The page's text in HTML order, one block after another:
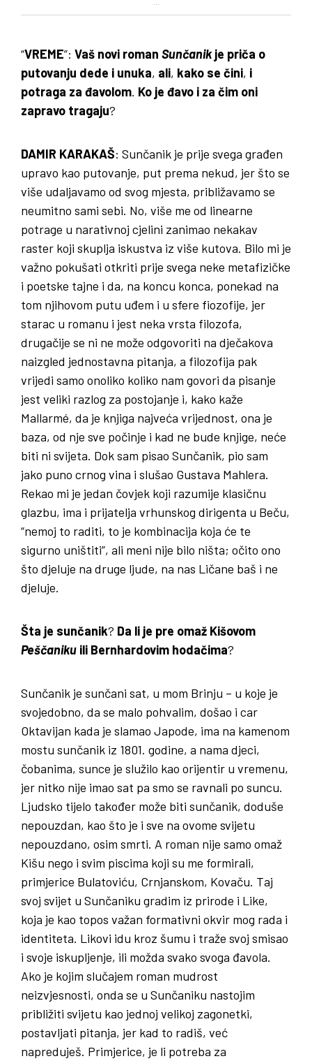
“VREME”: Vaš novi roman Sunčanik je priča o
putovanju dede i unuka, ali, kako se čini, i
potraga za đavolom. Ko je đavo i za čim oni
zapravo tragaju?
DAMIR KARAKAŠ: Sunčanik je prije svega građen
upravo kao putovanje, put prema nekud, jer što se
više udaljavamo od svog mjesta, približavamo se
neumitno sami sebi. No, više me od linearne
potrage u narativnoj cjelini zanimao nekakav
raster koji skuplja iskustva iz više kutova. Bilo mi je
važno pokušati otkriti prije svega neke metafizičke
i poetske tajne i da, na koncu konca, ponekad na
tom njihovom putu uđem i u sfere fiozofije, jer
starac u romanu i jest neka vrsta filozofa,
drugačije se ni ne može odgovoriti na dječakova
naizgled jednostavna pitanja, a filozofija pak
vrijedi samo onoliko koliko nam govori da pisanje
jest veliki razlog za postojanje i, kako kaže
Mallarmé, da je knjiga najveća vrijednost, ona je
baza, od nje sve počinje i kad ne bude knjige, neće
biti ni svijeta. Dok sam pisao Sunčanik, pio sam
jako puno crnog vina i slušao Gustava Mahlera.
Rekao mi je jedan čovjek koji razumije klasičnu
glazbu, ima i prijatelja vrhunskog dirigenta u Beču,
“nemoj to raditi, to je kombinacija koja će te
sigurno uništiti”, ali meni nije bilo ništa; očito ono
što djeluje na druge ljude, na nas Ličane baš i ne
djeluje.
Šta je sunčanik? Da li je pre omaž Kišovom
Peščaniku ili Bernhardovim hodačima?
Sunčanik je sunčani sat, u mom Brinju – u koje je
svojedobno, da se malo pohvalim, došao i car
Oktavijan kada je slamao Japode, ima na kamenom
mostu sunčanik iz 1801. godine, a nama djeci,
čobanima, sunce je služilo kao orijentir u vremenu,
jer nitko nije imao sat pa smo se ravnali po suncu.
Ljudsko tijelo također može biti sunčanik, doduše
nepouzdan, kao što je i sve na ovome svijetu
nepouzdano, osim smrti. A roman nije samo omaž
Kišu nego i svim piscima koji su me formirali,
primjerice Bulatoviću, Crnjanskom, Kovaču. Taj
svoj svijet u Sunčaniku gradim iz prirode i Like,
koja je kao topos važan formativni okvir mog rada i
identiteta. Likovi idu kroz šumu i traže svoj smisao
i svoje iskupljenje, ili možda svako svoga đavola.
Ako je kojim slučajem roman mudrost
neizvjesnosti, onda se u Sunčaniku nastojim
približiti svijetu kao jednoj velikoj zagonetki,
postavljati pitanja, jer kad to radiš, već
napreduješ. Primjerice, je li potreba za